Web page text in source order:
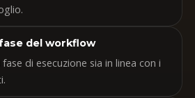
del workflow
di esecuzione sia in linea con i